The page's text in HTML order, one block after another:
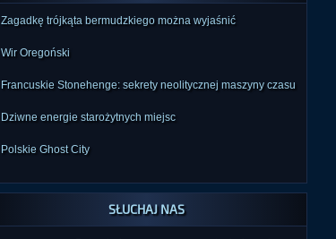
Zagadkę trójkąta bermudzkiego można wyjaśnić
Wir Oregoński
Francuskie Stonehenge: sekrety neolitycznej maszyny czasu
Dziwne energie starożytnych miejsc
Polskie Ghost City
SŁUCHAJ NAS